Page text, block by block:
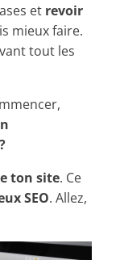
et revoir
mieux faire.
tout les
ton site. Ce
SEO. Allez,